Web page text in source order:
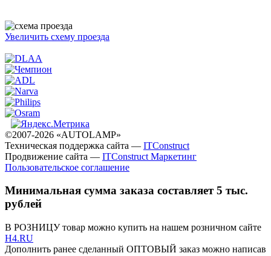
Увеличить схему проезда
©2007-2026 «AUTOLAMP»
Техническая поддержка сайта — ITConstruct
Продвижение сайта — ITConstruct Маркетинг
Пользовательское соглашение
Минимальная сумма заказа составляет 5 тыс.
рублей
В РОЗНИЦУ товар можно купить на нашем розничном сайте
H4.RU
Дополнить ранее сделанный ОПТОВЫЙ заказ можно написав